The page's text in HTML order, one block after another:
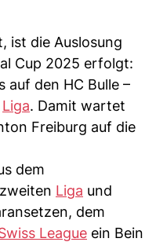
ist die Auslosung
Cup 2025 erfolgt:
auf den HC Bulle –
Liga. Damit wartet
Freiburg auf die
dem
Liga und
dem
League ein Bein